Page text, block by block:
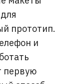
прототип.
и
первую